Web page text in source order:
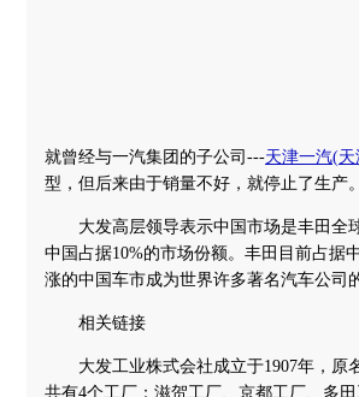
就曾经与一汽集团的子公司---天津一汽(
型，但后来由于销量不好，就停止了生产。
大发高层领导表示中国市场是丰田全
中国占据10%的市场份额。丰田目前占据
涨的中国车市成为世界许多著名汽车公司
相关链接
大发工业株式会社成立于1907年，原
共有4个工厂：滋贺工厂、京都工厂、多